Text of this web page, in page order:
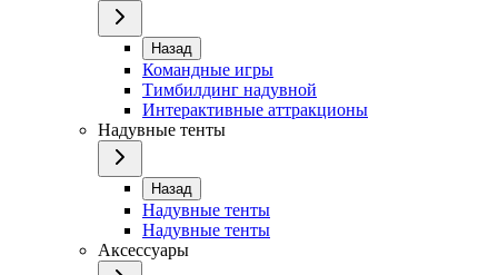
Назад
Командные игры
Тимбилдинг надувной
Интерактивные аттракционы
Надувные тенты
Назад
Надувные тенты
Надувные тенты
Аксессуары